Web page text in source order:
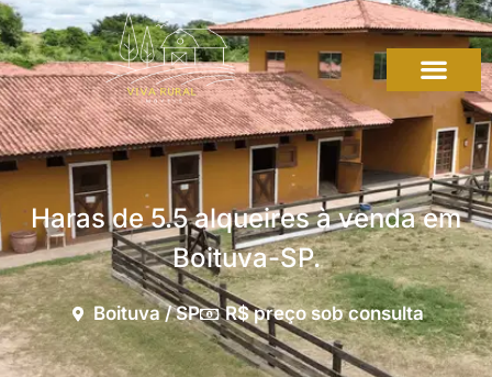
Haras de 5.5 alqueires à venda em
Boituva-SP.
Boituva / SP R$ preço sob consulta